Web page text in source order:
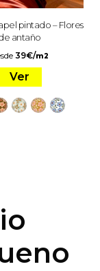
pintado – Flores
antaño
39€/m2
Ver